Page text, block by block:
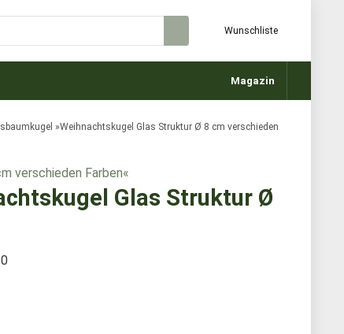
Wunschliste
Magazin
»Weihnachtskugel Glas Struktur Ø 8 cm verschieden
Glas Struktur Ø
0